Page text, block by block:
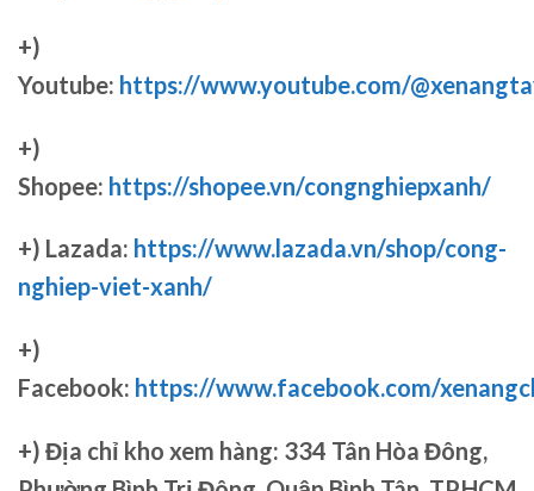
+)
Youtube: https://www.youtube.com/
+)
Shopee: https://shopee.vn/congnghiepxanh/
+) Lazada: https://www.lazada.vn/shop/cong-
nghiep-viet-xanh/
+)
Facebook: https://www.facebook.com/
+) Địa chỉ kho xem hàng: 334 Tân Hòa Đông,